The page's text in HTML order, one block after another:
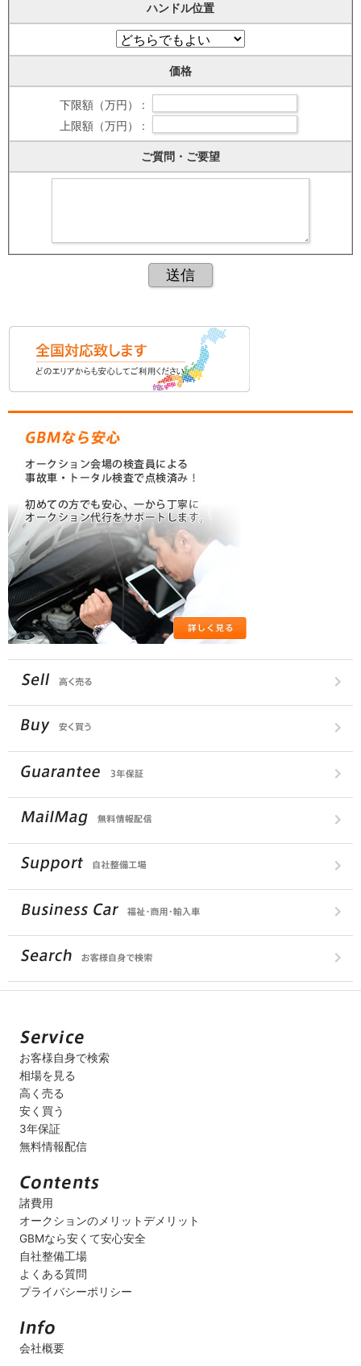
ハンドル位置
価格
下限額（万円） :
上限額（万円） :
ご質問・ご要望
お客様自身で検索
相場を見る
高く売る
安く買う
3年保証
無料情報配信
諸費用
オークションのメリットデメリット
GBMなら安くて安心安全
自社整備工場
よくある質問
プライバシーポリシー
会社概要